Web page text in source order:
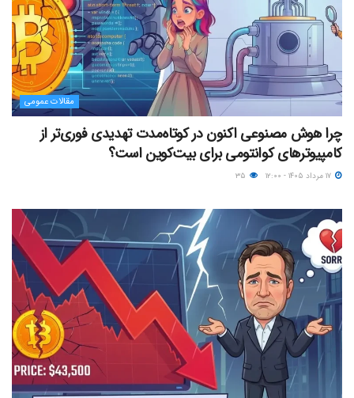
مقالات عمومی
چرا هوش مصنوعی اکنون در کوتاه‌مدت تهدیدی فوری‌تر از
کامپیوترهای کوانتومی برای بیت‌کوین است؟